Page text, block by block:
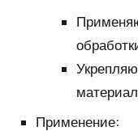
Применение: